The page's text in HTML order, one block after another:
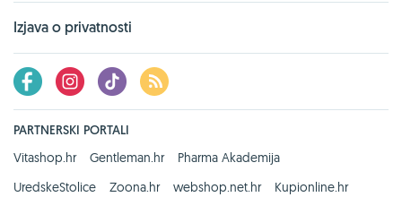
Izjava o privatnosti
PARTNERSKI PORTALI
Vitashop.hr
Gentleman.hr
Pharma Akademija
UredskeStolice
Zoona.hr webshop.net.hr
Kupionline.hr